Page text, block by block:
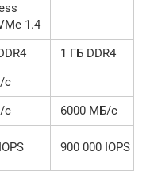
1.4
1 ГБ DDR4
с
с
6000 МБ/с
900 000 IOPS